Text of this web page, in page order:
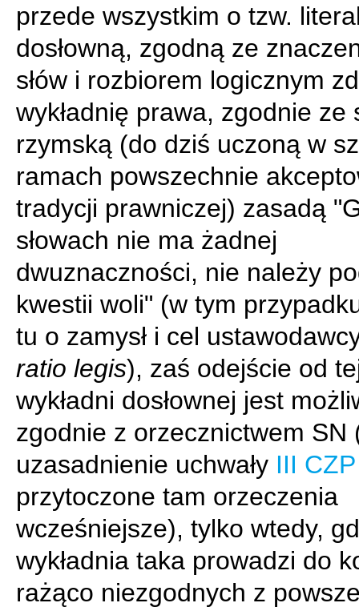
przede wszystkim o tzw.
dosłowną, zgodną ze
słów i rozbiorem logicznym
wykładnię prawa, zgodnie ze
rzymską (do dziś uczoną w
ramach powszechnie
tradycji prawniczej) zasadą
słowach nie ma żadnej
dwuznaczności, nie należy
kwestii woli" (w tym
tu o zamysł i cel
ratio legis), zaś odejście od
wykładni dosłownej jest
zgodnie z orzecznictwem SN
uzasadnienie uchwały III
przytoczone tam orzeczenia
wcześniejsze), tylko wtedy,
wykładnia taka prowadzi do
rażąco niezgodnych z